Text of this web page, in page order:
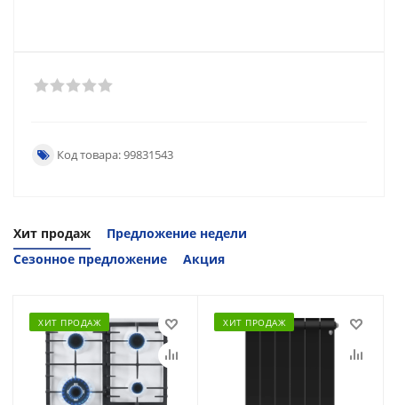
Код товара: 99831543
Хит продаж
Предложение недели
Сезонное предложение
Акция
ХИТ ПРОДАЖ ХИТ ПРОДАЖ